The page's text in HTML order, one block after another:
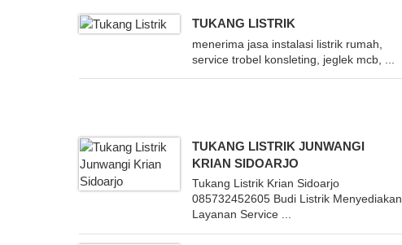
TUKANG LISTRIK
menerima jasa instalasi listrik rumah,
service trobel konsleting, jeglek mcb, ...
TUKANG LISTRIK JUNWANGI
KRIAN SIDOARJO
Tukang Listrik Krian Sidoarjo
085732452605 Budi Listrik Menyediakan
Layanan Service ...